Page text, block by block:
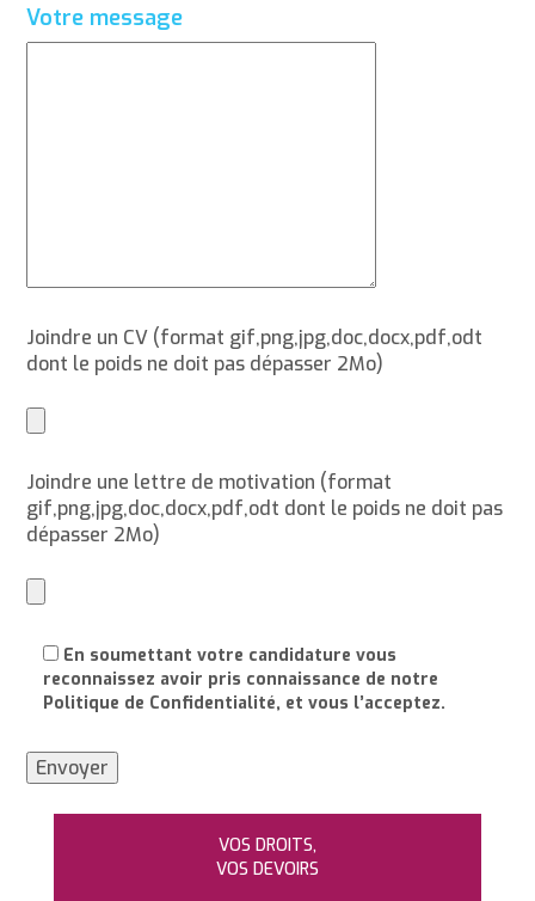
Votre message
Joindre un CV (format gif,png,jpg,doc,docx,pdf,odt
dont le poids ne doit pas dépasser 2Mo)
Joindre une lettre de motivation (format
gif,png,jpg,doc,docx,pdf,odt dont le poids ne doit pas
dépasser 2Mo)
En soumettant votre candidature vous
reconnaissez avoir pris connaissance de notre
Politique de Confidentialité, et vous l’acceptez.
VOS DROITS,
VOS DEVOIRS